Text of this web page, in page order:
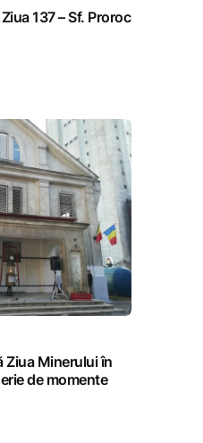
137 – Sf. Proroc
Ziua Minerului în
de momente